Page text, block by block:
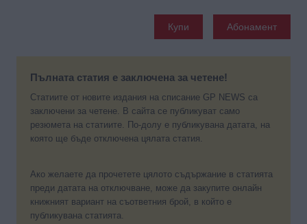
Купи Абонамент
Пълната статия е заключена за четене!
Статиите от новите издания на списание GP NEWS са
заключени за четене. В сайта се публикуват само
резюмета на статиите. По-долу е публикувана датата, на
която ще бъде отключена цялата статия.
Ако желаете да прочетете цялото съдържание в статията
преди датата на отключване, може да закупите онлайн
книжният вариант на съответния брой, в който е
публикувана статията.